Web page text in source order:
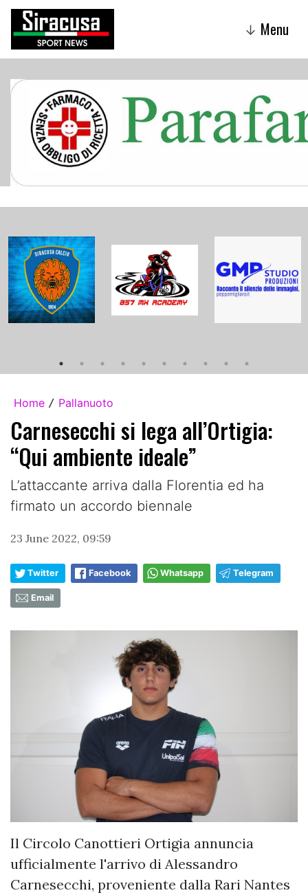
↓ Menu
Home / Pallanuoto
Carnesecchi si lega all’Ortigia:
“Qui ambiente ideale”
L’attaccante arriva dalla Florentia ed ha
firmato un accordo biennale
23 June 2022, 09:59
Twitter Facebook Whatsapp Telegram
Email
Il Circolo Canottieri Ortigia annuncia
ufficialmente l'arrivo di Alessandro
Carnesecchi, proveniente dalla Rari Nantes